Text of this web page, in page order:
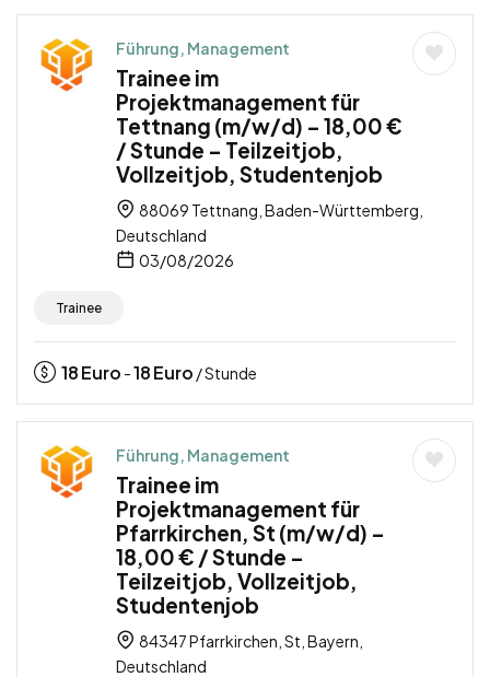
Führung, Management
Trainee im
Projektmanagement für
Tettnang (m/w/d) – 18,00 €
/ Stunde – Teilzeitjob,
Vollzeitjob, Studentenjob
88069 Tettnang, Baden-Württemberg,
Deutschland
03/08/2026
Trainee
18Euro -18Euro / Stunde
Führung, Management
Trainee im
Projektmanagement für
Pfarrkirchen, St (m/w/d) –
18,00 € / Stunde –
Teilzeitjob, Vollzeitjob,
Studentenjob
84347 Pfarrkirchen, St, Bayern,
Deutschland